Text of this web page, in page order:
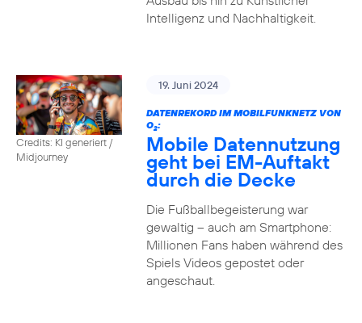
Intelligenz und Nachhaltigkeit.
Credits: KI generiert /
Midjourney
19. Juni 2024
DATENREKORD IM MOBILFUNKNETZ VON
O2:
Mobile Datennutzung
geht bei EM-Auftakt
durch die Decke
Die Fußballbegeisterung war
gewaltig – auch am Smartphone:
Millionen Fans haben während des
Spiels Videos gepostet oder
angeschaut.